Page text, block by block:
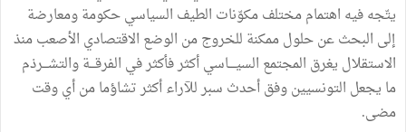
يتّجه فيه اهتمام مختلف مكوّنات الطيف السياسي حكومة ومعارضة
إلى البحث عن حلول ممكنة للخروج من الوضع الاقتصادي الأصعب منذ
الاستقلال يغرق المجتمع السيــــاسي أكثر فأكثر في الفرقـــة والتشـــرذم
ما يجعل التونسيين وفق أحدث سبر للآراء أكثر تشاؤما من أي وقت
مضى.